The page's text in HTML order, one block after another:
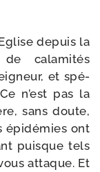
depuis la
cala­mi­tés
et spé­
n’est pas la
sans doute,
épi­dé­mies ont
puisque tels
attaque. Et